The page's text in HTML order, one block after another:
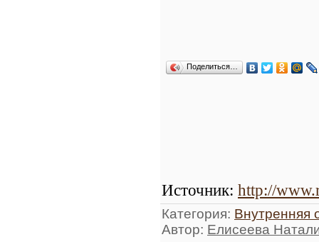
Поделиться…
Источник: http://
Категория: Внутренняя
Автор: Елисеева